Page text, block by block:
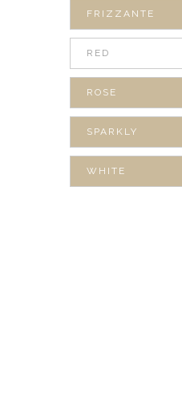
FRIZZANTE
RED
ROSE
SPARKLY
WHITE